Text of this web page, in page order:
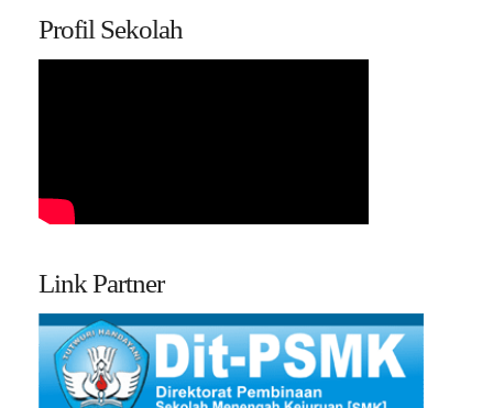
Profil Sekolah
Link Partner